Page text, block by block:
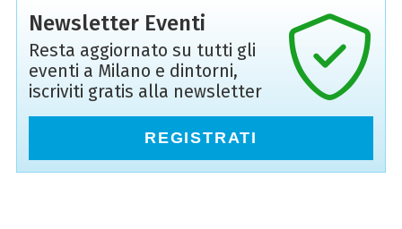
Newsletter Eventi
Resta aggiornato su tutti gli
eventi a Milano e dintorni,
iscriviti gratis alla newsletter
REGISTRATI